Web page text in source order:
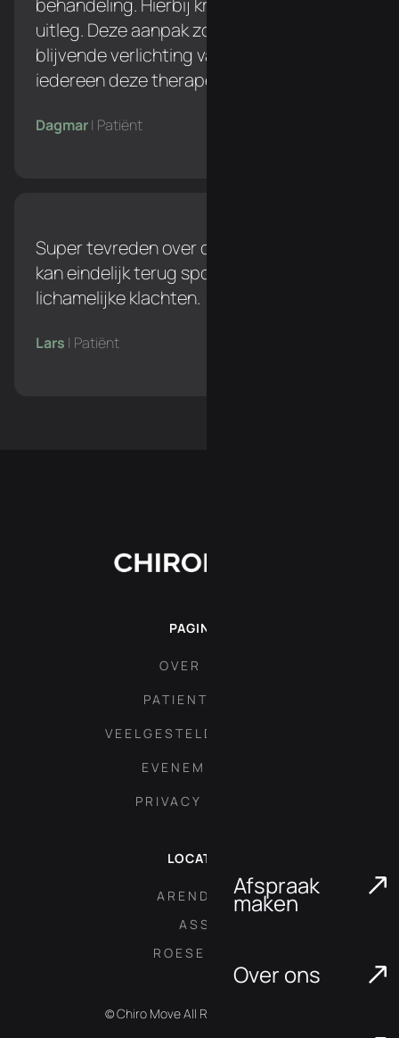
Afspraak
maken
Over ons
uitleg. Deze aanpak zorgt voor een
blijvende verlichting van de klacht. Ik zou
iedereen deze therapeut aanraden!
Dagmar| Patiënt
Super tevreden over de behandelingen. Ik
kan eindelijk terug sporten zonder
lichamelijke klachten.
Lars | Patiënt
PAGINA'S
OVER ONS
PATIENT AREA
VEELGESTELDE VRAGEN
EVENEMENTEN
PRIVACY POLICY
LOCATIES
ARENDONK
ASSE
ROESELARE
© Chiro Move All Rights Reserved.